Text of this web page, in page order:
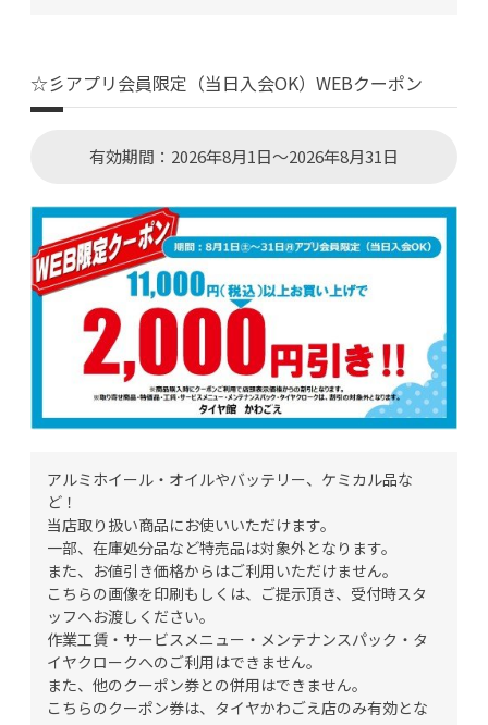
☆彡アプリ会員限定（当日入会OK）WEBクーポン
有効期間：2026年8月1日～2026年8月31日
アルミホイール・オイルやバッテリー、ケミカル品な
ど！
当店取り扱い商品にお使いいただけます。
一部、在庫処分品など特売品は対象外となります。
また、お値引き価格からはご利用いただけません。
こちらの画像を印刷もしくは、ご提示頂き、受付時スタ
ッフへお渡しください。
作業工賃・サービスメニュー・メンテナンスパック・タ
イヤクロークへのご利用はできません。
また、他のクーポン券との併用はできません。
こちらのクーポン券は、タイヤかわごえ店のみ有効とな